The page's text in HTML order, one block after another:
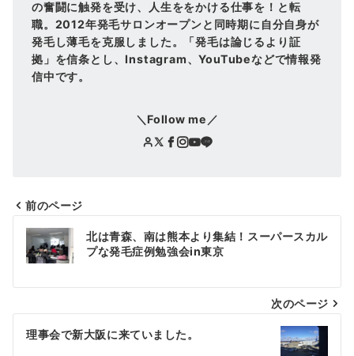
の奮闘に触発を受け、人生ををかける仕事を！と転
職。2012年発毛サロンオープンと同時期に自分自身が
発毛し薄毛を克服しました。「発毛は論じるより証
拠」を信条とし、Instagram、YouTubeなどで情報発
信中です。
＼Follow me／
投
稿
ビ
ゲ
前のページ
北は青森、南は熊本より集結！スーパースカル
プな発毛症例勉強会in東京
次のページ
理事会で新大阪に来ていました。